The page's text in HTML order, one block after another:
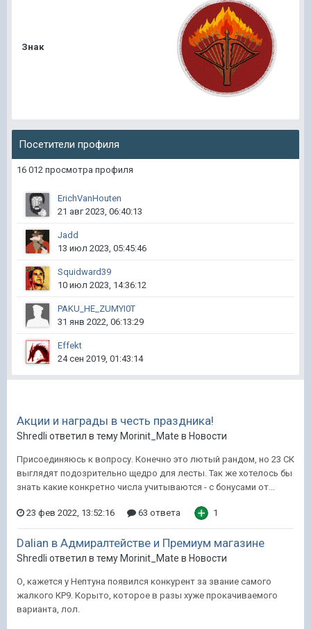
Знак
Посетители профиля
16 012 просмотра профиля
ErichVanHouten
21 авг 2023, 06:40:13
Jadd
13 июл 2023, 05:45:46
Squidward39
10 июл 2023, 14:36:12
PAKU_HE_ZUMYI0T
31 янв 2022, 06:13:29
Effekt
24 сен 2019, 01:43:14
Акции и награды в честь праздника!
Shredli ответил в тему Morinit_Mate в Новости
Присоединяюсь к вопросу. Конечно это лютый рандом, но 23 СК
выглядят подозрительно щедро для лесты. Так же хотелось бы
знать какие конкретно числа учитываются - с бонусами от...
23 фев 2022, 13:52:16 63 ответа 1
Dalian в Адмиралтействе и Премиум магазине
Shredli ответил в тему Morinit_Mate в Новости
О, кажется у Нептуна появился конкурент за звание самого
жалкого КР9. Корыто, которое в разы хуже прокачиваемого
варианта, лол.